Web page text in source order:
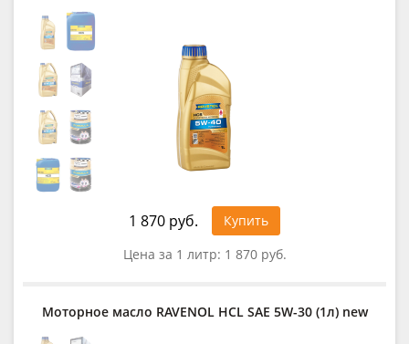
1 870 руб.
Купить
Цена за 1 литр: 1 870 руб.
Моторное масло RAVENOL HCL SAE 5W-30 (1л) new